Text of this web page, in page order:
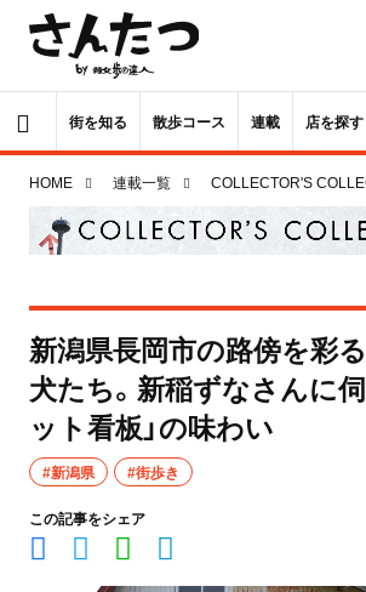
街を知る 散歩コース 連載 店を探す
HOME 連載一覧 COLLECTOR'S
新潟県長岡市の路傍を彩
犬たち。新稲ずなさんに伺
ット看板」の味わい
#新潟県 #街歩き
この記事をシェア